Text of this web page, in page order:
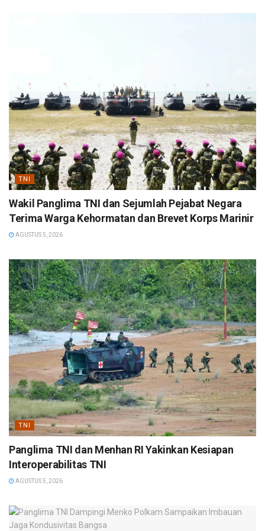
TNI
Wakil Panglima TNI dan Sejumlah Pejabat Negara
Terima Warga Kehormatan dan Brevet Korps Marinir
AGUSTUS 5, 2026
TNI
Panglima TNI dan Menhan RI Yakinkan Kesiapan
Interoperabilitas TNI
AGUSTUS 5, 2026